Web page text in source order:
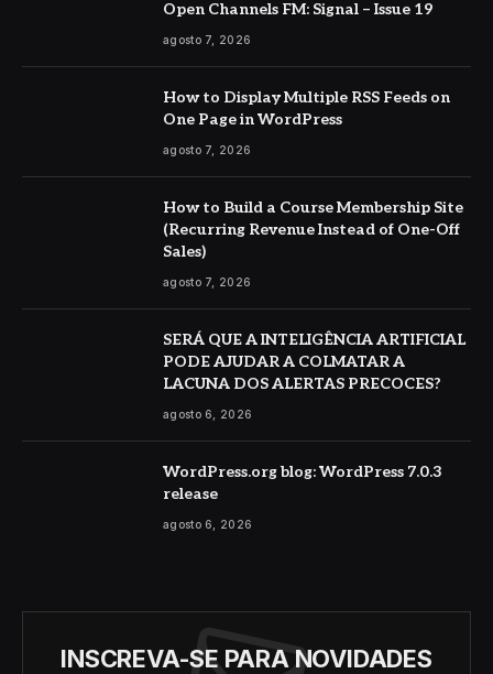
Open Channels FM: Signal – Issue 19
agosto 7, 2026
How to Display Multiple RSS Feeds on
One Page in WordPress
agosto 7, 2026
How to Build a Course Membership Site
(Recurring Revenue Instead of One-Off
Sales)
agosto 7, 2026
SERÁ QUE A INTELIGÊNCIA ARTIFICIAL
PODE AJUDAR A COLMATAR A
LACUNA DOS ALERTAS PRECOCES?
agosto 6, 2026
WordPress.org blog: WordPress 7.0.3
release
agosto 6, 2026
INSCREVA-SE PARA NOVIDADES